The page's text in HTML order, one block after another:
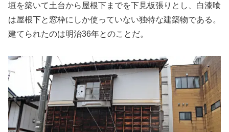
垣を築いて土台から屋根下までを下見板張りとし、白漆喰
は屋根下と窓枠にしか使っていない独特な建築物である。
建てられたのは明治36年とのことだ。